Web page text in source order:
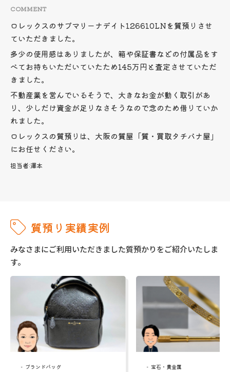
COMMENT
ロレックスのサブマリーナデイト126610LNを質預りさせ
ていただきました。
多少の使用感はありましたが、箱や保証書などの付属品をす
べてお持ちいただいていたため145万円と査定させていただ
きました。
不動産業を営んでいるそうで、大きなお金が動く取引があ
り、少しだけ資金が足りなさそうなので念のため借りていか
れました。
ロレックスの質預りは、大阪の質屋「質・買取タチバナ屋」
にお任せください。
担当者:澤本
質預り実績実例
みなさまにご利用いただきました質預かりをご紹介いたしま
す。
ブランドバッグ 宝石・貴金属